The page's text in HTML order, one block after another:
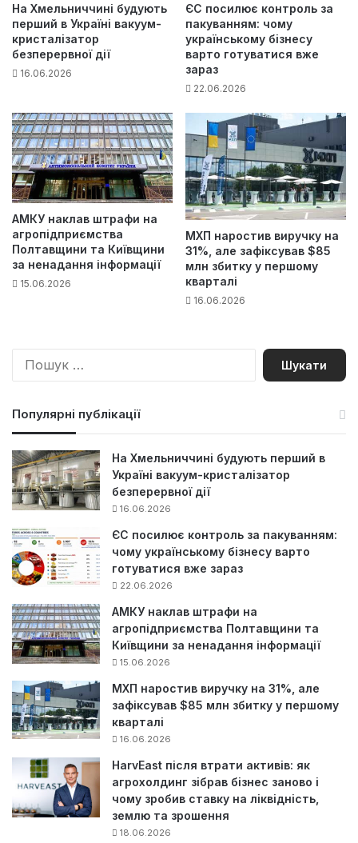
На Хмельниччині будують
перший в Україні вакуум-
кристалізатор
безперервної дії
16.06.2026
ЄС посилює контроль за
пакуванням: чому
українському бізнесу
варто готуватися вже
зараз
22.06.2026
АМКУ наклав штрафи на
агропідприємства
Полтавщини та Київщини
за ненадання інформації
15.06.2026
МХП наростив виручку на
31%, але зафіксував $85
млн збитку у першому
кварталі
16.06.2026
П
Популярні публікації
На Хмельниччині будують перший в
Україні вакуум-кристалізатор
безперервної дії
16.06.2026
ЄС посилює контроль за пакуванням:
чому українському бізнесу варто
готуватися вже зараз
22.06.2026
АМКУ наклав штрафи на
агропідприємства Полтавщини та
Київщини за ненадання інформації
15.06.2026
МХП наростив виручку на 31%, але
зафіксував $85 млн збитку у першому
кварталі
16.06.2026
HarvEast після втрати активів: як
агрохолдинг зібрав бізнес заново і
чому зробив ставку на ліквідність,
землю та зрошення
18.06.2026